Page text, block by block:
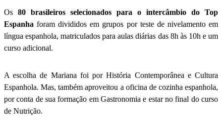
Os 80 brasileiros selecionados para o intercâmbio do Top
Espanha foram divididos em grupos por teste de nivelamento em
língua espanhola, matriculados para aulas diárias das 8h às 10h e um
curso adicional.
A escolha de Mariana foi por História Contemporânea e Cultura
Espanhola. Mas, também aproveitou a oficina de cozinha espanhola,
por conta de sua formação em Gastronomia e estar no final do curso
de Nutrição.